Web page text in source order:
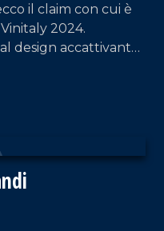
il claim con cui è
2024.
design accattivante,
la propria